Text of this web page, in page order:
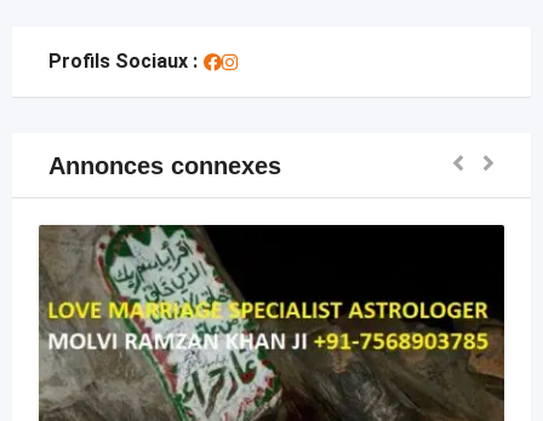
Profils Sociaux :
Annonces connexes